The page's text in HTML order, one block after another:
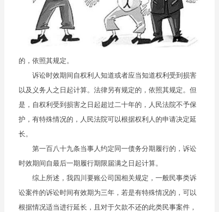
的，依照其规定。
诉讼时效期间自权利人知道或者应当知道权利受到损害
以及义务人之日起计算。法律另有规定的，依照其规定。但
是，自权利受到损害之日起超过二十年的，人民法院不予保
护，有特殊情况的，人民法院可以根据权利人的申请决定延
长。
第一百八十九条当事人约定同一债务分期履行的，诉讼
时效期间自最后一期履行期限届满之日起计算。
综上所述，我四川要账公司国相关规定，一般民事类诉
讼案件的诉讼时间有效期为三年，若是有特殊情况的，可以
根据情况适当进行延长，且对于欠款不还的此类民事案件，